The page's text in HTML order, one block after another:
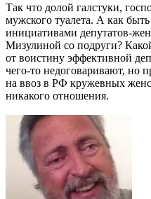
Так что долой галстуки,
мужского туалета. А как
инициативами депутатов-
Мизулиной со подруги?
от воистину эффективной
чего-то недоговаривают, но
на ввоз в РФ кружевных
никакого отношения.